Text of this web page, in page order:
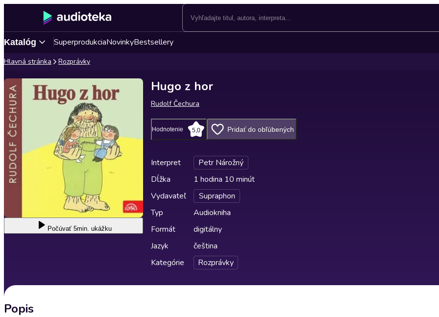
Katalóg SuperprodukciaNovinkyBestsellery
Hlavná stránka Rozprávky
Počúvať 5min. ukážku
Hugo z hor
Rudolf Čechura
Hodnotenie 5,0 Pridať do obľúbených
Interpret
Petr Nárožný
Dĺžka
1 hodina 10 minút
Vydavateľ
Supraphon
Typ
Audiokniha
Formát
digitálny
Jazyk
čeština
Kategórie
Rozprávky
Popis